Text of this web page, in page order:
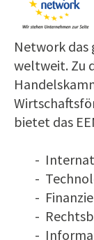
Network das
weltweit. Zu
bietet das
-
-
-
-
-